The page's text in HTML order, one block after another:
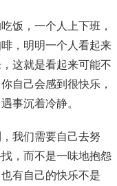
饭，一个人上下班，
，明明一个人看起来
这就是看起来可能不
自己会感到很快乐，
事沉着冷静。
我们需要自己去努
，而不是一味地抱怨
有自己的快乐不是